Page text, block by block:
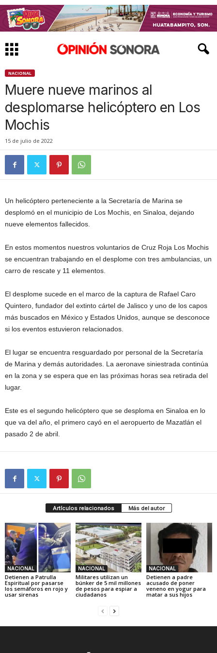
NACIONAL
Muere nueve marinos al
desplomarse helicóptero en Los
Mochis
15 de julio de 2022
Un helicóptero perteneciente a la Secretaría de Marina se
desplomó en el municipio de Los Mochis, en Sinaloa, dejando
nueve elementos fallecidos.
En estos momentos nuestros voluntarios de Cruz Roja Los Mochis
se encuentran trabajando en el desplome con tres ambulancias, un
carro de rescate y 11 elementos.
El desplome sucede en el marco de la captura de Rafael Caro
Quintero, fundador del extinto cártel de Jalisco y uno de los capos
más buscados en México y Estados Unidos, aunque se desconoce
si los eventos estuvieron relacionados.
El lugar se encuentra resguardado por personal de la Secretaría
de Marina y demás autoridades. La aeronave siniestrada continúa
en la zona y se espera que en las próximas horas sea retirada del
lugar.
Este es el segundo helicóptero que se desploma en Sinaloa en lo
que va del año, el primero cayó en el aeropuerto de Mazatlán el
pasado 2 de abril.
Artículos relacionados Más del autor
NACIONAL
Detienen a Patrulla
Espiritual por pasarse
los semáforos en rojo y
usar sirenas
NACIONAL
Militares utilizan un
búnker de 5 mil millones
de pesos para espiar a
ciudadanos
NACIONAL
Detienen a padre
acusado de poner
veneno en yogur para
matar a sus hijos